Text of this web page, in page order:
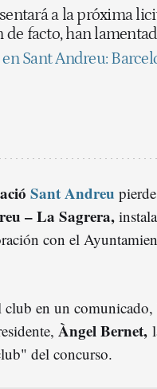
a la próxima
facto, han
Sant Andreu:
Sant Andreu
– La Sagrera,
con el
club en un
Àngel Bernet,
del concurso.